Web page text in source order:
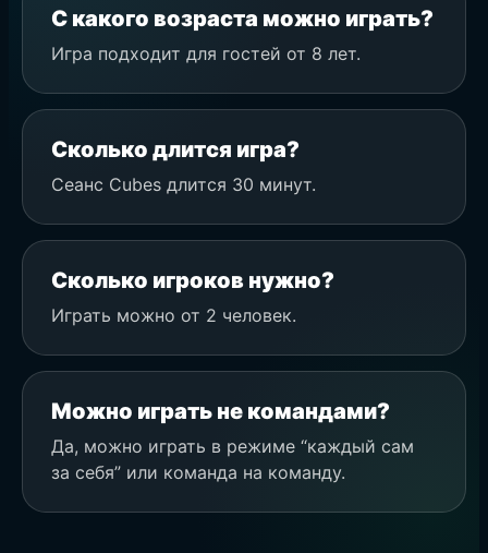
С какого возраста можно играть?
Игра подходит для гостей от 8 лет.
Сколько длится игра?
Сеанс Cubes длится 30 минут.
Сколько игроков нужно?
Играть можно от 2 человек.
Можно играть не командами?
Да, можно играть в режиме “каждый сам
за себя” или команда на команду.